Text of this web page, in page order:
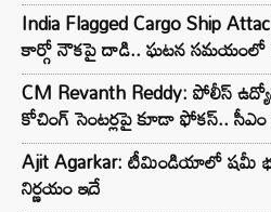
India Flagged Cargo Ship
కార్గో నౌకపై దాడి.. ఘటన సమయంలో
CM Revanth Reddy: పోలీస్
కోచింగ్ సెంటర్లపై కూడా ఫోకస్..
Ajit Agarkar: టీమిండియాలో షమీ
నిర్ణయం ఇదే